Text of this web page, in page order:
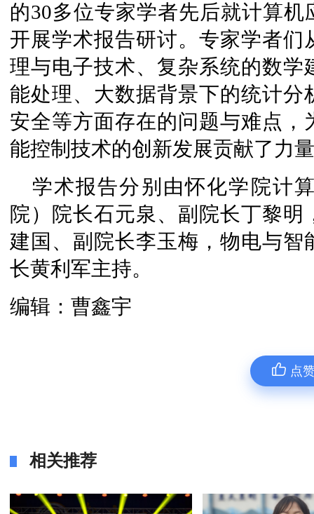
的30多位专家学者先后就计算
开展学术报告研讨。专家学者
理与电子技术、复杂系统的数
能处理、大数据背景下的统计
安全等方面存在的问题与难点
能控制技术的创新发展贡献了力
学术报告分别由怀化学院计
院）院长石元泉、副院长丁黎
建国、副院长李玉梅，物电与
长黄利军主持。
编辑：曹鑫宇
点
相关推荐